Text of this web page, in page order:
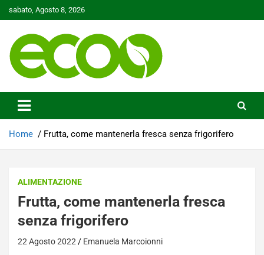
to
sabato, Agosto 8, 2026
Ecoo.it
Home Frutta, come mantenerla fresca senza frigorifero
ALIMENTAZIONE
Frutta, come mantenerla fresca
senza frigorifero
22 Agosto 2022 Emanuela Marcoionni